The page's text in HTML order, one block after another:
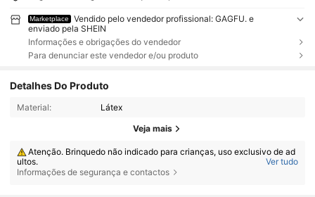
Marketplace
Vendido pelo vendedor profissional: GAGFU. e
enviado pela SHEIN
Informações e obrigações do vendedor
Para denunciar este vendedor e/ou produto
Detalhes Do Produto
Material: Látex
Veja mais
Atenção. Brinquedo não indicado para crianças, uso exclusivo de ad
ultos.
Atenção. Não recomendado para crianças menores de 36 meses. Co
Ver tudo
Informações de segurança e contactos